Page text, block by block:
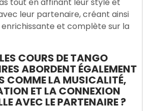
leur partenaire, créant ainsi
et complète sur la
COURS DE TANGO
ABORDENT ÉGALEMENT
COMME LA MUSICALITÉ,
ET LA CONNEXION
AVEC LE PARTENAIRE ?